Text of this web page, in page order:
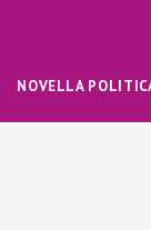
NOVELLA